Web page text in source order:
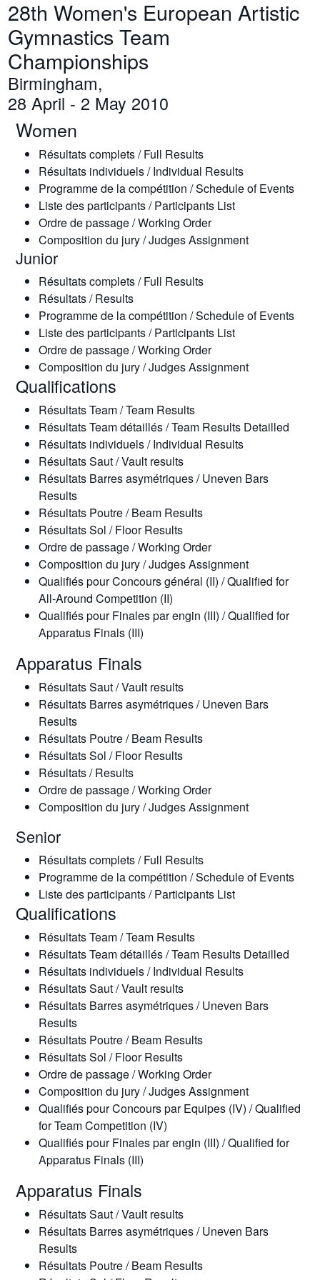
28th Women's European Artistic
Gymnastics Team
Championships
Birmingham,
28 April - 2 May 2010
Women
Résultats complets / Full Results
Résultats individuels / Individual Results
Programme de la compétition / Schedule of Events
Liste des participants / Participants List
Ordre de passage / Working Order
Composition du jury / Judges Assignment
Junior
Résultats complets / Full Results
Résultats / Results
Programme de la compétition / Schedule of Events
Liste des participants / Participants List
Ordre de passage / Working Order
Composition du jury / Judges Assignment
Qualifications
Résultats Team / Team Results
Résultats Team détaillés / Team Results Detailled
Résultats individuels / Individual Results
Résultats Saut / Vault results
Résultats Barres asymétriques / Uneven Bars
Results
Résultats Poutre / Beam Results
Résultats Sol / Floor Results
Ordre de passage / Working Order
Composition du jury / Judges Assignment
Qualifiés pour Concours général (II) / Qualified for
All-Around Competition (II)
Qualifiés pour Finales par engin (III) / Qualified for
Apparatus Finals (III)
Apparatus Finals
Résultats Saut / Vault results
Résultats Barres asymétriques / Uneven Bars
Results
Résultats Poutre / Beam Results
Résultats Sol / Floor Results
Résultats / Results
Ordre de passage / Working Order
Composition du jury / Judges Assignment
Senior
Résultats complets / Full Results
Programme de la compétition / Schedule of Events
Liste des participants / Participants List
Qualifications
Résultats Team / Team Results
Résultats Team détaillés / Team Results Detailled
Résultats individuels / Individual Results
Résultats Saut / Vault results
Résultats Barres asymétriques / Uneven Bars
Results
Résultats Poutre / Beam Results
Résultats Sol / Floor Results
Ordre de passage / Working Order
Composition du jury / Judges Assignment
Qualifiés pour Concours par Equipes (IV) / Qualified
for Team Competition (IV)
Qualifiés pour Finales par engin (III) / Qualified for
Apparatus Finals (III)
Apparatus Finals
Résultats Saut / Vault results
Résultats Barres asymétriques / Uneven Bars
Results
Résultats Poutre / Beam Results